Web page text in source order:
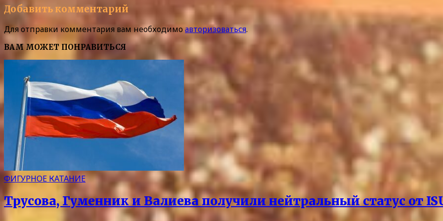
Добавить комментарий
Для отправки комментария вам необходимоавторизоваться.
ВАМ МОЖЕТ ПОНРАВИТЬСЯ
ФИГУРНОЕ КАТАНИЕ
Трусова, Гуменник и Валиева получили нейтральный статус от